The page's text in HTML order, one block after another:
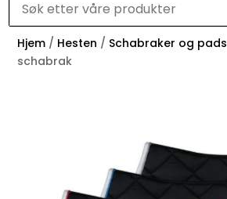
Hjem / Hesten / Schabraker og pads
schabrak